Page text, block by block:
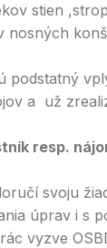
stien
nosných
podstatný
a už
resp.
svoju
úprav i s
vyzve